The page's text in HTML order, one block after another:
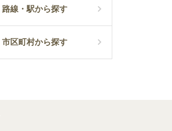
路線・駅から探す
市区町村から探す